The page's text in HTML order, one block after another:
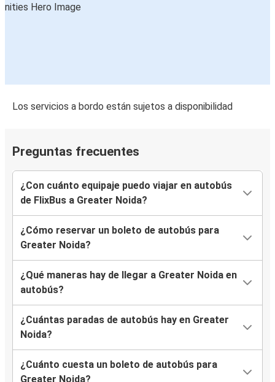
Los servicios a bordo están sujetos a disponibilidad
Preguntas frecuentes
¿Con cuánto equipaje puedo viajar en autobús
de FlixBus a Greater Noida?
¿Cómo reservar un boleto de autobús para
Greater Noida?
¿Qué maneras hay de llegar a Greater Noida en
autobús?
¿Cuántas paradas de autobús hay en Greater
Noida?
¿Cuánto cuesta un boleto de autobús para
Greater Noida?